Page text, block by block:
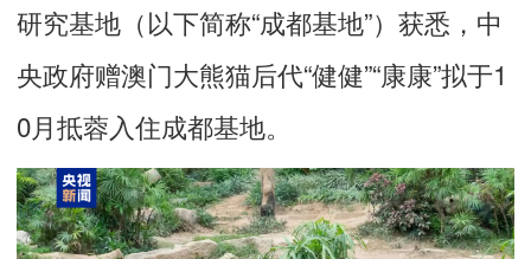
研究基地（以下简称“成都基地”）获悉，中
央政府赠澳门大熊猫后代“健健”“康康”拟于1
0月抵蓉入住成都基地。